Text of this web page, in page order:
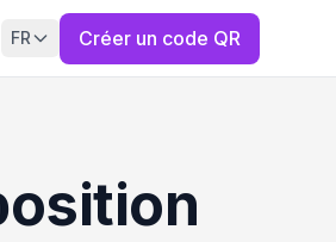
FR Créer un code QR